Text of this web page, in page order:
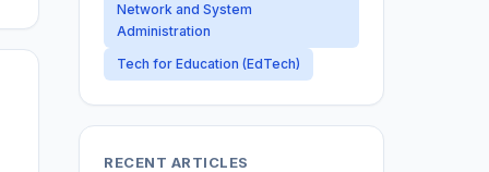
Network and System
Administration
Tech for Education (EdTech)
RECENT ARTICLES